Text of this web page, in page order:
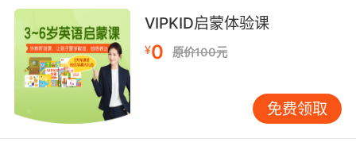
VIPKID启蒙体验课
¥0 原价100元
免费领取